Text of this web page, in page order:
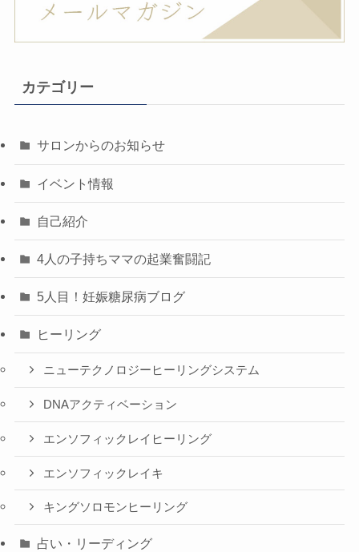
カテゴリー
サロンからのお知らせ
イベント情報
自己紹介
4人の子持ちママの起業奮闘記
5人目！妊娠糖尿病ブログ
ヒーリング
ニューテクノロジーヒーリングシステム
DNAアクティベーション
エンソフィックレイヒーリング
エンソフィックレイキ
キングソロモンヒーリング
占い・リーディング